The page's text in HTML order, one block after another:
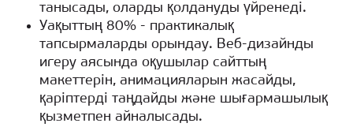
танысады, оларды қолдануды үйренеді.
Уақыттың 80% - практикалық
тапсырмаларды орындау. Веб-дизайнды
игеру аясында оқушылар сайттың
макеттерін, анимацияларын жасайды,
қаріптерді таңдайды және шығармашылық
қызметпен айналысады.